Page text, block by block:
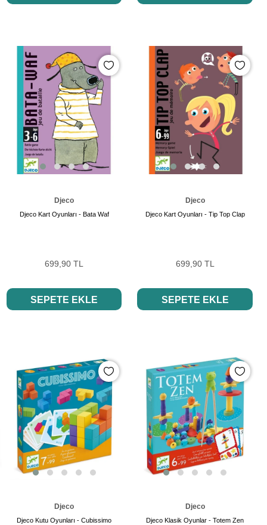
Djeco
Djeco Kart Oyunları - Bata Waf
699,90 TL
SEPETE EKLE
Djeco
Djeco Kart Oyunları - Tip Top Clap
699,90 TL
SEPETE EKLE
Djeco
Djeco Kutu Oyunları - Cubissimo
Djeco
Djeco Klasik Oyunlar - Totem Zen